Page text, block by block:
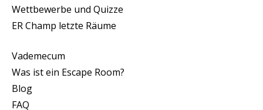
Wettbewerbe und Quizze
ER Champ letzte Räume
Vademecum
Was ist ein Escape Room?
Blog
FAQ